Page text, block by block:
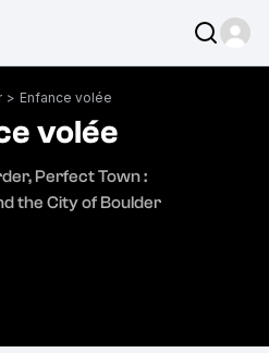
> Enfance volée
volée
Perfect Town :
the City of Boulder